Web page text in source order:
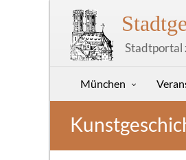
Stadtportal
München